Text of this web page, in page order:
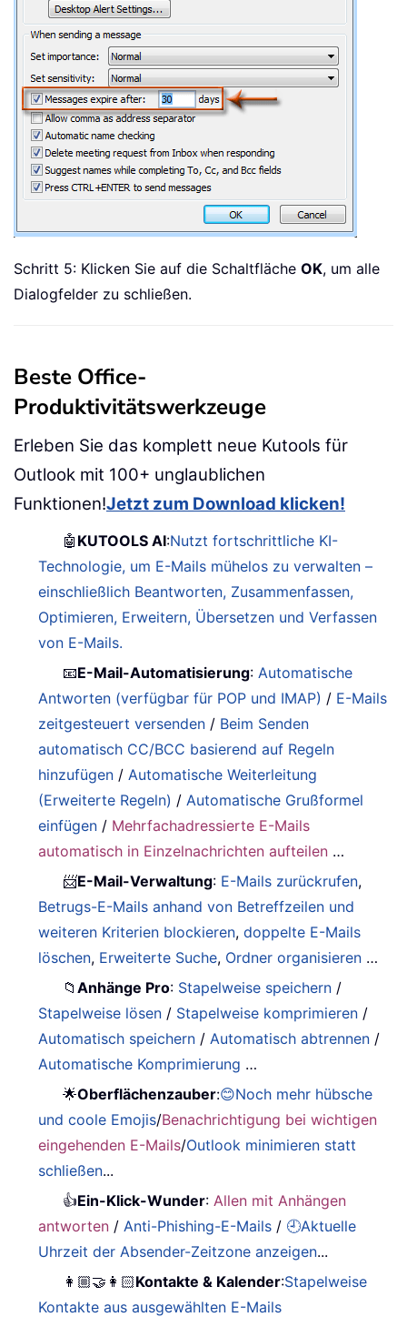
Schritt 5: Klicken Sie auf die Schaltfläche OK, um alle
Dialogfelder zu schließen.
Beste Office-
Produktivitätswerkzeuge
Erleben Sie das komplett neue Kutools für
Outlook mit 100+ unglaublichen
Funktionen!Jetzt zum Download klicken!
🤖 KUTOOLS AI:Nutzt fortschrittliche KI-
Technologie, um E-Mails mühelos zu verwalten –
einschließlich Beantworten, Zusammenfassen,
Optimieren, Erweitern, Übersetzen und Verfassen
von E-Mails.
📧E-Mail-Automatisierung: Automatische
Antworten (verfügbar für POP und IMAP) / E-Mails
zeitgesteuert versenden / Beim Senden
automatisch CC/BCC basierend auf Regeln
hinzufügen / Automatische Weiterleitung
(Erweiterte Regeln) / Automatische Grußformel
einfügen / Mehrfachadressierte E-Mails
automatisch in Einzelnachrichten aufteilen …
📨E-Mail-Verwaltung: E-Mails zurückrufen,
Betrugs-E-Mails anhand von Betreffzeilen und
weiteren Kriterien blockieren,doppelte E-Mails
löschen, Erweiterte Suche, Ordner organisieren …
📁Anhänge Pro: Stapelweise speichern /
Stapelweise lösen / Stapelweise komprimieren /
Automatisch speichern / Automatisch abtrennen /
Automatische Komprimierung …
🌟Oberflächenzauber:😊Noch mehr hübsche
und coole Emojis/Benachrichtigung bei wichtigen
eingehenden E-Mails/Outlook minimieren statt
schließen...
👍Ein-Klick-Wunder: Allen mit Anhängen
antworten / Anti-Phishing-E-Mails / 🕘Aktuelle
Uhrzeit der Absender-Zeitzone anzeigen...
👩🏼‍🤝‍👩🏻Kontakte & Kalender:Stapelweise
Kontakte aus ausgewählten E-Mails